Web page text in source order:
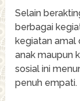
Selain
berbagai
kegiatan amal
anak maupun
sosial ini
penuh empati.